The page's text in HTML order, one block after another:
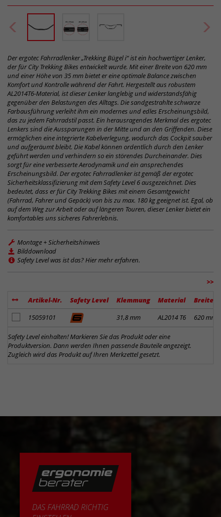
Der ergotec Fahrradlenker „Trekking Bügel i“ ist ein hochwertiger Lenker,
der für City Trekking Bikes entwickelt wurde. Mit einer Breite von 620 mm
und einer Höhe von 35 mm bietet er eine optimale Balance zwischen
Komfort und Kontrolle während der Fahrt. Hergestellt aus robustem
AL2014T6-Material, ist dieser Lenker langlebig und widerstandsfähig
gegenüber den Belastungen des Alltags. Die sandgestrahlte schwarze
Farbausführung verleiht ihm ein modernes und edles Erscheinungsbild,
das zu jedem Fahrradstil passt. Ein herausragendes Merkmal des ergotec
Lenkers sind die Aussparungen in der Mitte und an den Griffenden. Diese
ermöglichen eine integrierte Kabelverlegung, wodurch das Cockpit sauber
und aufgeräumt bleibt. Die Kabel können ordentlich durch den Lenker
geführt werden und verhindern so ein störendes Durcheinander. Dies
sorgt für eine verbesserte Aerodynamik und ein ansprechendes
Erscheinungsbild. Der ergotec Fahrradlenker ist gemäß der ergotec
Sicherheitsklassifizierung mit dem Safety Level 6 ausgezeichnet. Dies
bedeutet, dass er für City Trekking Bikes mit einem Gesamtgewicht
(Fahrrad, Fahrer und Gepäck) von bis zu max. 180 kg geeignet ist. Egal, ob
auf dem Weg zur Arbeit oder auf längeren Touren, dieser Lenker bietet ein
komfortables uns sicheres Fahrerlebnis.
Montage + Sicherheitshinweis
Bilddownload
Safety Level was ist das? Hier mehr erfahren.
>>
Artikel-Nr. Safety Level Klemmung Material
Breite
Artikel zum Merkzettel hinzufügen
15059101 31,8 mm AL2014 T6 620 mm
Safety Level einhalten! Markieren Sie das Produkt oder eine
Produktversion. Dann werden Ihnen passende Bauteile angezeigt.
Zugleich wird das Produkt auf Ihren Merkzettel gesetzt.
DAS FAHRRAD RICHTIG